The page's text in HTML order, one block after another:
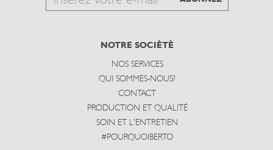
subscribe
NOTRE SOCIÈTÈ
NOS SERVICES
QUI SOMMES-NOUS?
CONTACT
PRODUCTION ET QUALITÉ
SOIN ET L'ENTRETIEN
#POURQUOIBERTO